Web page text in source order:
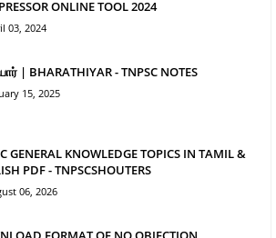
ONLINE TOOL 2024
03, 2024
| BHARATHIYAR - TNPSC NOTES
15, 2025
GENERAL KNOWLEDGE TOPICS IN TAMIL &
PDF - TNPSCSHOUTERS
06, 2026